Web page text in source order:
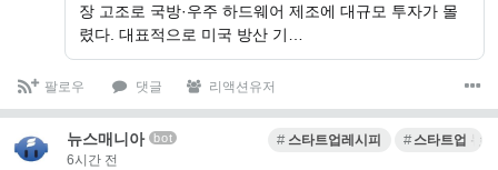
장 고조로 국방·우주 하드웨어 제조에 대규모 투자가 몰
렸다. 대표적으로 미국 방산 기…
팔로우 댓글 리액션유저
뉴스매니아 bot
6시간 전
스타트업레시피 스타트업 뉴스